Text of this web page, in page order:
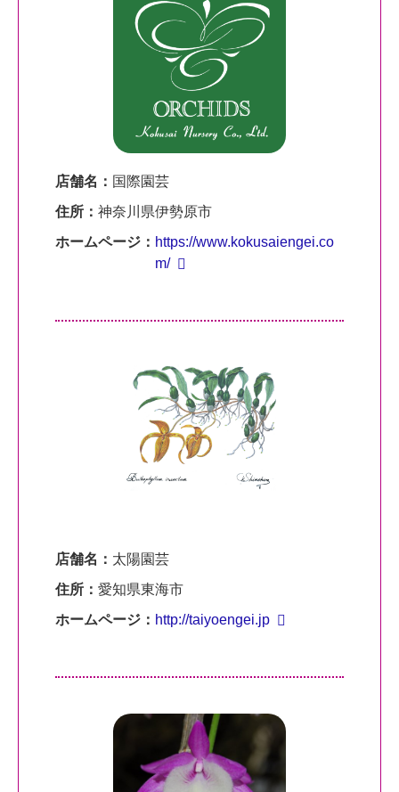
店舗名： 国際園芸
住所： 神奈川県伊勢原市
ホームページ： https://www.kokusaiengei.co
m/
店舗名： 太陽園芸
住所： 愛知県東海市
ホームページ： http://taiyoengei.jp